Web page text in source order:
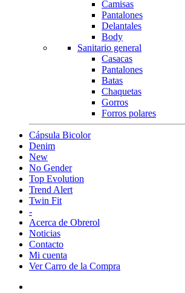
Camisas
Pantalones
Delantales
Body
Sanitario general
Casacas
Pantalones
Batas
Chaquetas
Gorros
Forros polares
Cápsula Bicolor
Denim
New
No Gender
Top Evolution
Trend Alert
Twin Fit
-
Acerca de Obrerol
Noticias
Contacto
Mi cuenta
Ver Carro de la Compra